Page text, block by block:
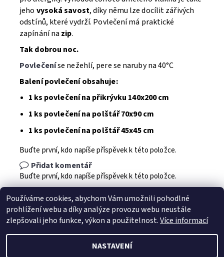
jeho vysoká savost, díky němu lze docílit zářivých
odstínů, které vydrží. Povlečení má praktické
zapínání na zip.
Tak dobrou noc.
Povlečeníse nežehlí, pere se naruby na 40°C
Balení povlečení obsahuje:
1 ks povlečení na přikrývku 140x200 cm
1 ks povlečení na polštář 70x90 cm
1 ks povlečení na polštář 45x45 cm
Buďte první, kdo napíše příspěvek k této položce.
Přidat komentář
Buďte první, kdo napíše příspěvek k této položce.
Používáme cookies, abychom Vám umožnili pohodlné
prohlížení webu a díky analýze provozu webu neustále
zlepšovali jeho funkce, výkon a použitelnost.Více informací
NASTAVENÍ